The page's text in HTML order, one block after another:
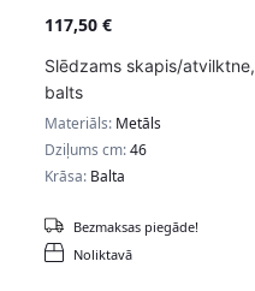
117,50 €
Slēdzams skapis/atvilktne,
balts
Materiāls: Metāls
Dziļums cm:46
Krāsa: Balta
Noliktavā
Bezmaksas piegāde!